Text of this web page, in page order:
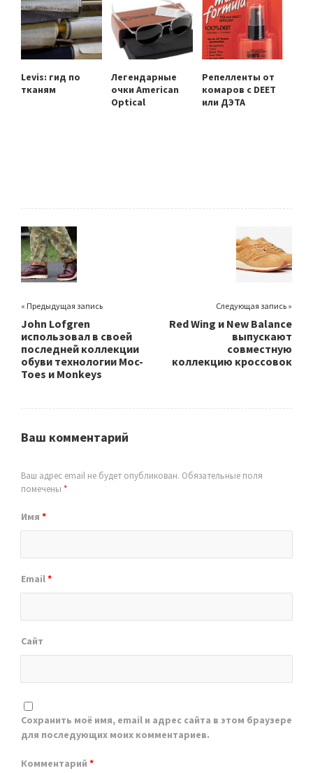
Levis: гид по
тканям
Легендарные
очки American
Optical
Репелленты от
комаров с DEET
или ДЭТА
« Предыдущая запись
John Lofgren
использовал в своей
последней коллекции
обуви технологии Moc-
Toes и Monkeys
Следующая запись »
Red Wing и New Balance
выпускают
совместную
коллекцию кроссовок
Ваш комментарий
Ваш адрес email не будет опубликован. Обязательные поля
помечены *
Имя *
Email*
Сайт
Сохранить моё имя, email и адрес сайта в этом браузере
для последующих моих комментариев.
Комментарий *